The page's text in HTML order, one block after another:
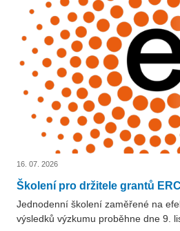
16. 07. 2026
Školení pro držitele grantů
Jednodenní školení zaměřené na
výsledků výzkumu proběhne dne 9.